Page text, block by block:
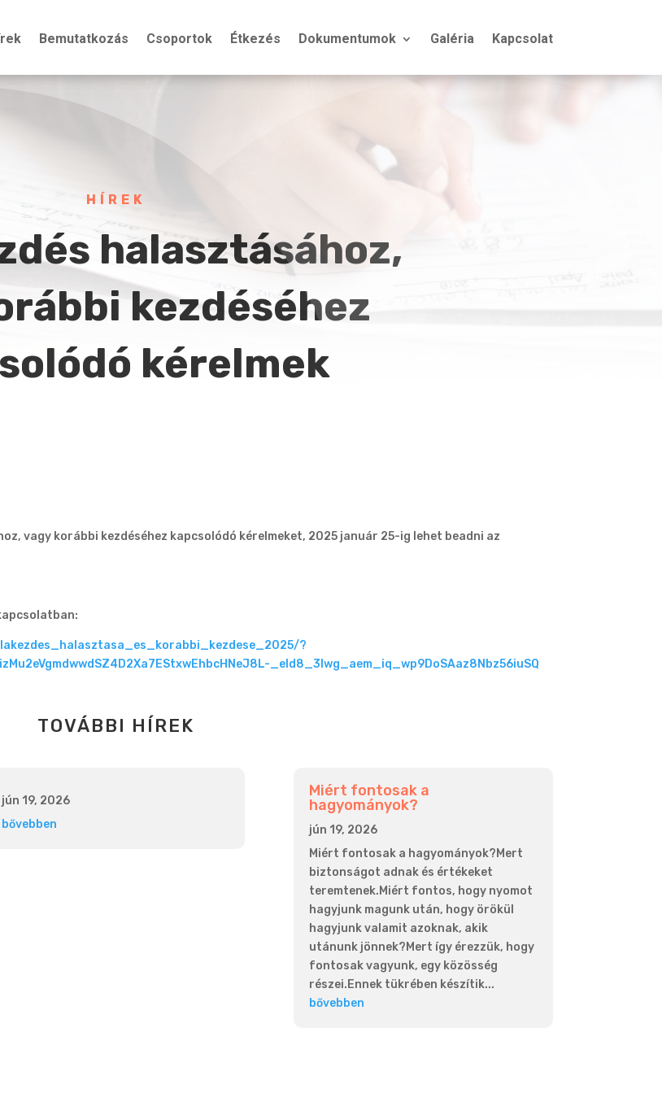
Bemutatkozás Csoportok Étkezés Dokumentumok Galéria Kapcsolat
HÍREK
halasztásához,
kezdéséhez
kérelmek
vagy korábbi kezdéséhez kapcsolódó kérelmeket, 2025 január 25-ig lehet beadni az
?
_eld8_3lwg_aem_iq_wp9DoSAaz8Nbz56iuSQ
TOVÁBBI HÍREK
jún 19, 2026
bővebben
Miért fontosak a
hagyományok?
jún 19, 2026
Miért fontosak a hagyományok?Mert
biztonságot adnak és értékeket
teremtenek.Miért fontos, hogy nyomot
hagyjunk magunk után, hogy örökül
hagyjunk valamit azoknak, akik
utánunk jönnek?Mert így érezzük, hogy
fontosak vagyunk, egy közösség
részei.Ennek tükrében készítik...
bővebben